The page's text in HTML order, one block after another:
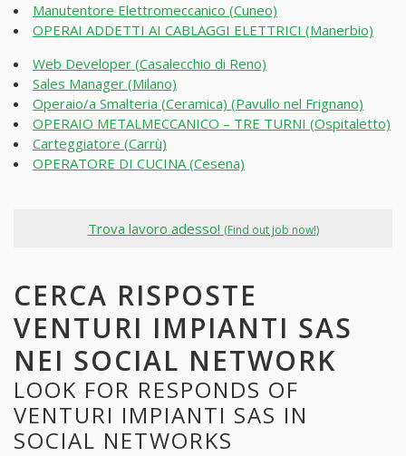
Manutentore Elettromeccanico (Cuneo)
OPERAI ADDETTI AI CABLAGGI ELETTRICI (Manerbio)
Web Developer (Casalecchio di Reno)
Sales Manager (Milano)
Operaio/a Smalteria (Ceramica) (Pavullo nel Frignano)
OPERAIO METALMECCANICO – TRE TURNI (Ospitaletto)
Carteggiatore (Carrù)
OPERATORE DI CUCINA (Cesena)
Trova lavoro adesso! (Find out job now!)
CERCA RISPOSTE
VENTURI IMPIANTI SAS
NEI SOCIAL NETWORK
LOOK FOR RESPONDS OF
VENTURI IMPIANTI SAS IN
SOCIAL NETWORKS